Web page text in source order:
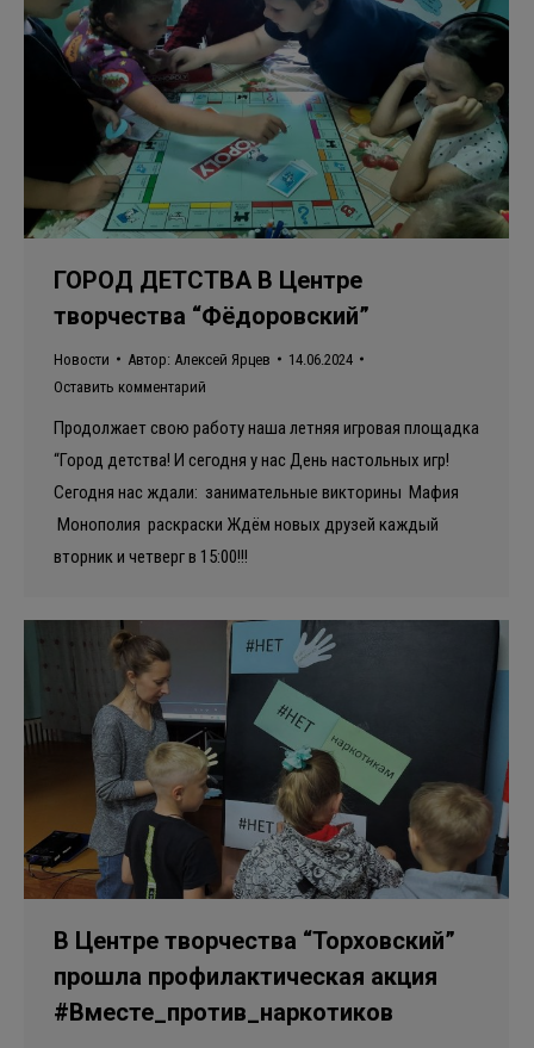
ГОРОД ДЕТСТВА В Центре
творчества “Фёдоровский”
Новости Автор: Алексей Ярцев
14.06.2024
Оставить комментарий
Продолжает свою работу наша летняя игровая площадка
“Город детства! И сегодня у нас День настольных игр!
Сегодня нас ждали: занимательные викторины Мафия
Монополия раскраски Ждём новых друзей каждый
вторник и четверг в 15:00!!!
В Центре творчества “Торховский”
прошла профилактическая акция
#Вместе_против_наркотиков